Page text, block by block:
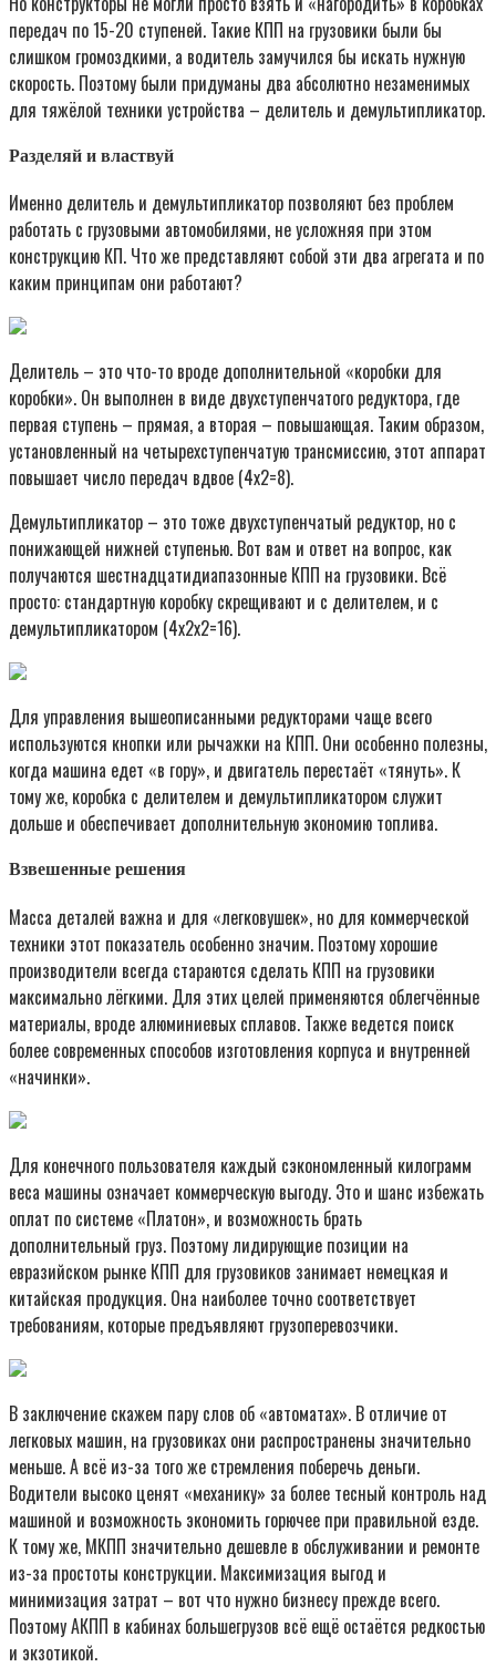
передач по 15-20 ступеней. Такие КПП на грузовики были бы
слишком громоздкими, а водитель замучился бы искать нужную
скорость. Поэтому были придуманы два абсолютно незаменимых
для тяжёлой техники устройства – делитель и демультипликатор.
Разделяй и властвуй
Именно делитель и демультипликатор позволяют без проблем
работать с грузовыми автомобилями, не усложняя при этом
конструкцию КП. Что же представляют собой эти два агрегата и по
каким принципам они работают?
Делитель – это что-то вроде дополнительной «коробки для
коробки». Он выполнен в виде двухступенчатого редуктора, где
первая ступень – прямая, а вторая – повышающая. Таким образом,
установленный на четырехступенчатую трансмиссию, этот аппарат
повышает число передач вдвое (4х2=8).
Демультипликатор – это тоже двухступенчатый редуктор, но с
понижающей нижней ступенью. Вот вам и ответ на вопрос, как
получаются шестнадцатидиапазонные КПП на грузовики. Всё
просто: стандартную коробку скрещивают и с делителем, и с
демультипликатором (4х2х2=16).
Для управления вышеописанными редукторами чаще всего
используются кнопки или рычажки на КПП. Они особенно полезны,
когда машина едет «в гору», и двигатель перестаёт «тянуть». К
тому же, коробка с делителем и демультипликатором служит
дольше и обеспечивает дополнительную экономию топлива.
Взвешенные решения
Масса деталей важна и для «легковушек», но для коммерческой
техники этот показатель особенно значим. Поэтому хорошие
производители всегда стараются сделать КПП на грузовики
максимально лёгкими. Для этих целей применяются облегчённые
материалы, вроде алюминиевых сплавов. Также ведется поиск
более современных способов изготовления корпуса и внутренней
«начинки».
Для конечного пользователя каждый сэкономленный килограмм
веса машины означает коммерческую выгоду. Это и шанс избежать
оплат по системе «Платон», и возможность брать
дополнительный груз. Поэтому лидирующие позиции на
евразийском рынке КПП для грузовиков занимает немецкая и
китайская продукция. Она наиболее точно соответствует
требованиям, которые предъявляют грузоперевозчики.
В заключение скажем пару слов об «автоматах». В отличие от
легковых машин, на грузовиках они распространены значительно
меньше. А всё из-за того же стремления поберечь деньги.
Водители высоко ценят «механику» за более тесный контроль над
машиной и возможность экономить горючее при правильной езде.
К тому же, МКПП значительно дешевле в обслуживании и ремонте
из-за простоты конструкции. Максимизация выгод и
минимизация затрат – вот что нужно бизнесу прежде всего.
Поэтому АКПП в кабинах большегрузов всё ещё остаётся редкостью
и экзотикой.